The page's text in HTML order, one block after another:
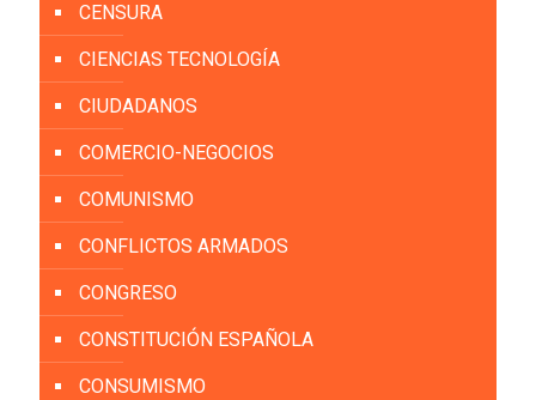
CENSURA
CIENCIAS TECNOLOGÍA
CIUDADANOS
COMERCIO-NEGOCIOS
COMUNISMO
CONFLICTOS ARMADOS
CONGRESO
CONSTITUCIÓN ESPAÑOLA
CONSUMISMO